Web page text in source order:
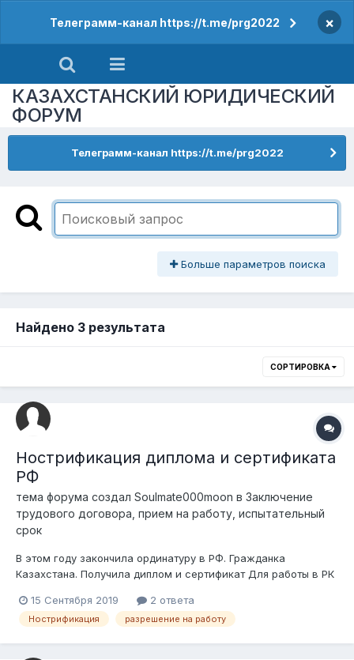
Телеграмм-канал https://t.me/prg2022 ×
КАЗАХСТАНСКИЙ ЮРИДИЧЕСКИЙ
ФОРУМ
Телеграмм-канал https://t.me/prg2022
Больше параметров поиска
Найдено 3 результата
СОРТИРОВКА
Нострификация диплома и сертификата
РФ
тема форума создал Soulmate000moon в Заключение
трудового договора, прием на работу, испытательный
срок
В этом году закончила ординатуру в РФ. Гражданка
Казахстана. Получила диплом и сертификат Для работы в РК
российский сертификат на территории РК? Его нужно
подтверждать? Или необходимо получить новый?
15 Сентября 2019 2 ответа
Нострификация разрешение на работу